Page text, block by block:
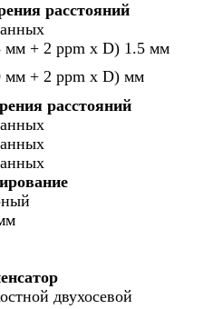
расстояний
мм + 2 ppm x D) 1.5 мм
мм + 2 ppm x D) мм
расстояний
двухосевой